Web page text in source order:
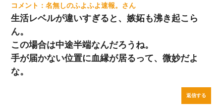
名無しのふよふよ速報。
生活レベルが違いすぎると、嫉妬も沸き起こら
ん。
この場合は中途半端なんだろうね。
手が届かない位置に血縁が居るって、微妙だよ
な。
返信する